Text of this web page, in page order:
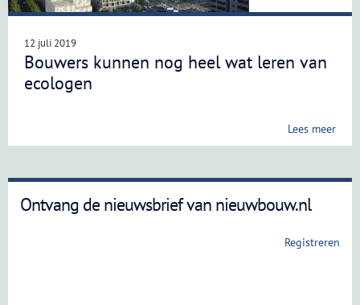
12 juli 2019
Bouwers kunnen nog heel wat leren van
ecologen
Lees meer
Ontvang de nieuwsbrief van nieuwbouw.nl
Registreren